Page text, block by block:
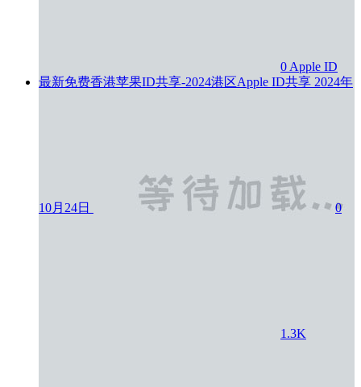
0 Apple ID
最新免费香港苹果ID共享-2024港区Apple ID共享 2024年
10月24日 0
1.3K